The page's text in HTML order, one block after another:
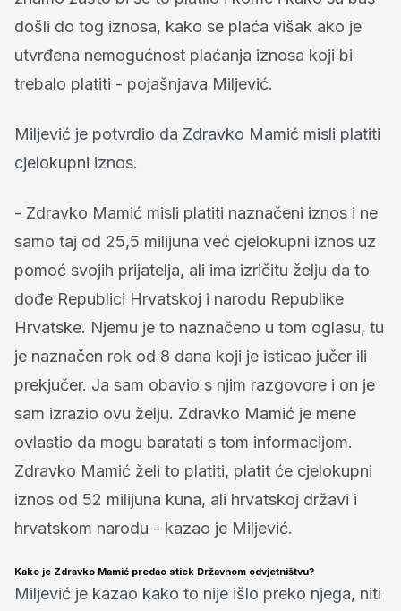
došli do tog iznosa, kako se plaća višak ako je
utvrđena nemogućnost plaćanja iznosa koji bi
trebalo platiti - pojašnjava Miljević.
Miljević je potvrdio da Zdravko Mamić misli platiti
cjelokupni iznos.
- Zdravko Mamić misli platiti naznačeni iznos i ne
samo taj od 25,5 milijuna već cjelokupni iznos uz
pomoć svojih prijatelja, ali ima izričitu želju da to
dođe Republici Hrvatskoj i narodu Republike
Hrvatske. Njemu je to naznačeno u tom oglasu, tu
je naznačen rok od 8 dana koji je isticao jučer ili
prekjučer. Ja sam obavio s njim razgovore i on je
sam izrazio ovu želju. Zdravko Mamić je mene
ovlastio da mogu baratati s tom informacijom.
Zdravko Mamić želi to platiti, platit će cjelokupni
iznos od 52 milijuna kuna, ali hrvatskoj državi i
hrvatskom narodu - kazao je Miljević.
Kako je Zdravko Mamić predao stick Državnom odvjetništvu?
Miljević je kazao kako to nije išlo preko njega, niti